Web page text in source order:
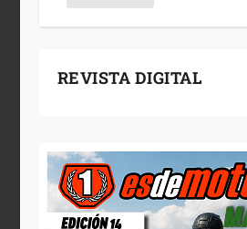
REVISTA DIGITAL